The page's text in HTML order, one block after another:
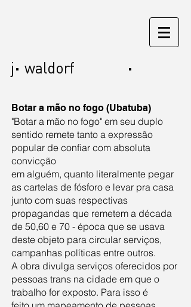
j waldorf
Botar a mão no fogo (Ubatuba)
"Botar a mão no fogo" em seu duplo
sentido remete tanto a expressão
popular de confiar com absoluta
convicção
em alguém, quanto literalmente pegar
as cartelas de fósforo e levar pra casa
junto com suas respectivas
propagandas que remetem a década
de 50,60 e 70 - época que se usava
deste objeto para circular serviços,
campanhas políticas entre outros.
A obra divulga serviços oferecidos por
pessoas trans na cidade em que o
trabalho for exposto. Para isso é